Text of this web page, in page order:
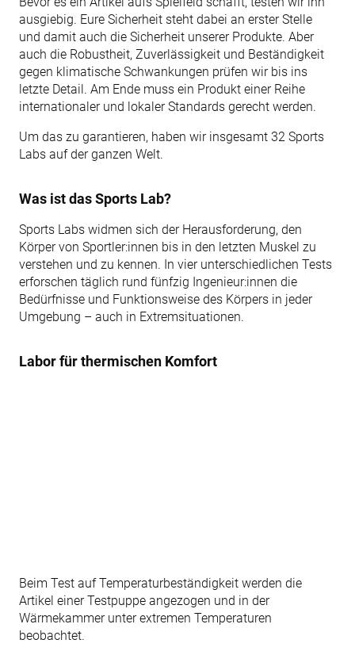
ausgiebig. Eure Sicherheit steht dabei an erster Stelle
und damit auch die Sicherheit unserer Produkte. Aber
auch die Robustheit, Zuverlässigkeit und Beständigkeit
gegen klimatische Schwankungen prüfen wir bis ins
letzte Detail. Am Ende muss ein Produkt einer Reihe
internationaler und lokaler Standards gerecht werden.
Um das zu garantieren, haben wir insgesamt 32 Sports
Labs auf der ganzen Welt.
Was ist das Sports Lab?
Sports Labs widmen sich der Herausforderung, den
Körper von Sportler:innen bis in den letzten Muskel zu
verstehen und zu kennen. In vier unterschiedlichen Tests
erforschen täglich rund fünfzig Ingenieur:innen die
Bedürfnisse und Funktionsweise des Körpers in jeder
Umgebung – auch in Extremsituationen.
Labor für thermischen Komfort
Beim Test auf Temperaturbeständigkeit werden die
Artikel einer Testpuppe angezogen und in der
Wärmekammer unter extremen Temperaturen
beobachtet.